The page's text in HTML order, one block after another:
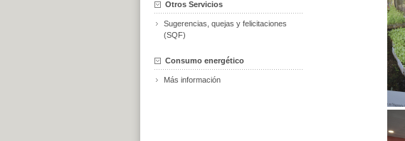
Otros Servicios
Sugerencias, quejas y felicitaciones
(SQF)
Consumo energético
Más información